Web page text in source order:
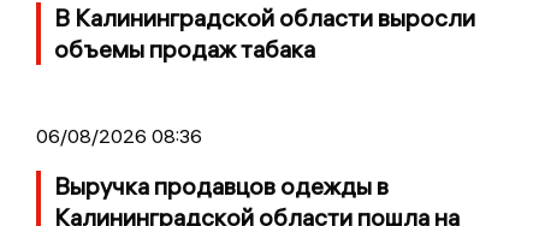
В Калининградской области выросли
объемы продаж табака
06/08/2026 08:36
Выручка продавцов одежды в
Калининградской области пошла на